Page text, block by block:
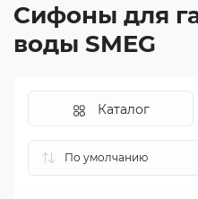
Сифоны для
воды SMEG
Каталог